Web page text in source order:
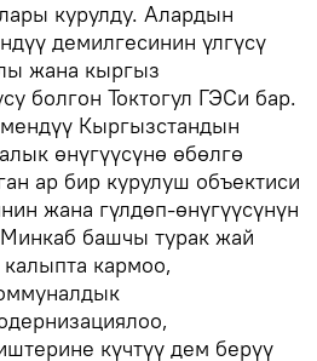
курулду. Алардын
демилгесинин үлгүсү
жана кыргыз
болгон Токтогул ГЭСи бар.
Кыргызстандын
өнүгүүсүнө өбөлгө
ар бир курулуш объектиси
жана гүлдөп-өнүгүүсүнүн
башчы турак жай
кармоо,
күчтүү дем берүү